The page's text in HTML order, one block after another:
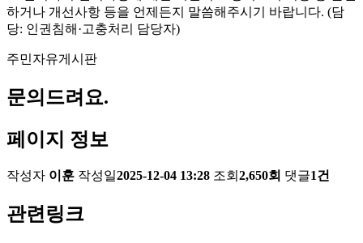
하거나 개선사항 등을 언제든지 말씀해주시기 바랍니다. (담
당: 인권침해·고충처리 담당자)
주민자유게시판
문의드려요.
페이지 정보
작성자 이훈 작성일2025-12-04 13:28 조회 2,650회 댓글1건
관련링크